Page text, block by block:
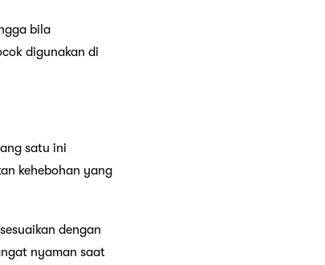
bila
digunakan di
satu ini
kehebohan yang
dengan
nyaman saat